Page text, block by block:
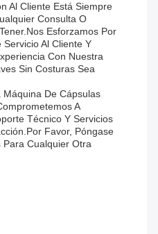
Al Cliente Está Siempre
Consulta O
Esforzamos Por
Al Cliente Y
Con Nuestra
Sin Costuras Sea
De Cápsulas
A
Técnico Y Servicios
Favor, Póngase
Para Cualquier Otra